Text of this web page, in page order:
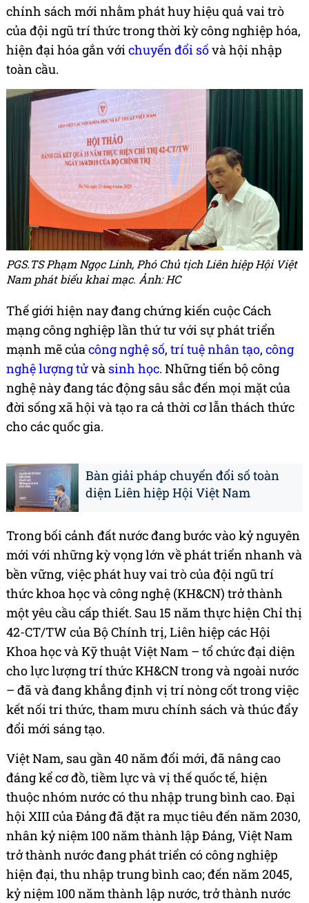
chính sách mới nhằm phát huy hiệu quả vai trò
của đội ngũ trí thức trong thời kỳ công nghiệp hóa,
hiện đại hóa gắn vớichuyển đổi sốvà hội nhập
toàn cầu.
PGS.TS Phạm Ngọc Linh, Phó Chủ tịch Liên hiệp Hội Việt
Nam phát biểu khai mạc. Ảnh: HC
Thế giới hiện nay đang chứng kiến cuộc Cách
mạng công nghiệp lần thứ tư với sự phát triển
mạnh mẽ củacông nghệ số, trí tuệ nhân tạo, công
nghệ lượng tửvà sinh học. Những tiến bộ công
nghệ này đang tác động sâu sắc đến mọi mặt của
đời sống xã hội và tạo ra cả thời cơ lẫn thách thức
cho các quốc gia.
Bàn giải pháp chuyển đổi số toàn
diện Liên hiệp Hội Việt Nam
Trong bối cảnh đất nước đang bước vào kỷ nguyên
mới với những kỳ vọng lớn về phát triển nhanh và
bền vững, việc phát huy vai trò của đội ngũ trí
thức khoa học và công nghệ (KH&CN) trở thành
một yêu cầu cấp thiết. Sau 15 năm thực hiện Chỉ thị
42-CT/TW của Bộ Chính trị, Liên hiệp các Hội
Khoa học và Kỹ thuật Việt Nam – tổ chức đại diện
cho lực lượng trí thức KH&CN trong và ngoài nước
– đã và đang khẳng định vị trí nòng cốt trong việc
kết nối tri thức, tham mưu chính sách và thúc đẩy
đổi mới sáng tạo.
Việt Nam, sau gần 40 năm đổi mới, đã nâng cao
đáng kể cơ đồ, tiềm lực và vị thế quốc tế, hiện
thuộc nhóm nước có thu nhập trung bình cao. Đại
hội XIII của Đảng đã đặt ra mục tiêu đến năm 2030,
nhân kỷ niệm 100 năm thành lập Đảng, Việt Nam
trở thành nước đang phát triển có công nghiệp
hiện đại, thu nhập trung bình cao; đến năm 2045,
kỷ niệm 100 năm thành lập nước, trở thành nước